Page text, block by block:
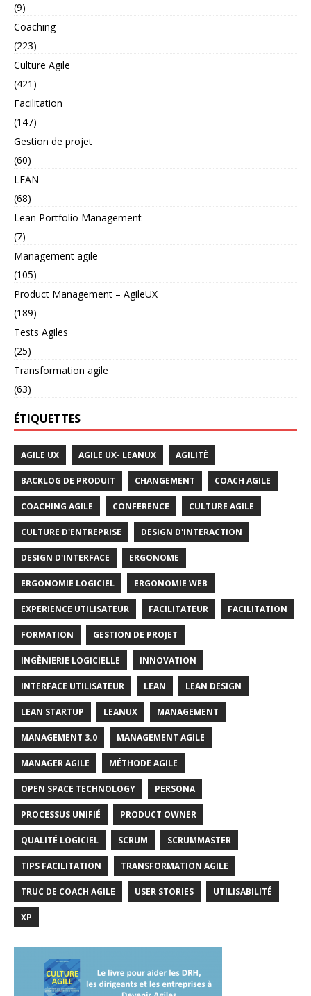
(9)
Coaching
(223)
Culture Agile
(421)
Facilitation
(147)
Gestion de projet
(60)
LEAN
(68)
Lean Portfolio Management
(7)
Management agile
(105)
Product Management – AgileUX
(189)
Tests Agiles
(25)
Transformation agile
(63)
ÉTIQUETTES
AGILE UX AGILE UX- LEANUX AGILITÉ
BACKLOG DE PRODUIT CHANGEMENT COACH AGILE
COACHING AGILE CONFERENCE CULTURE AGILE
CULTURE D'ENTREPRISE DESIGN D'INTERACTION
DESIGN D'INTERFACE ERGONOME
ERGONOMIE LOGICIEL ERGONOMIE WEB
EXPERIENCE UTILISATEUR FACILITATEUR FACILITATION
FORMATION GESTION DE PROJET
INGÈNIERIE LOGICIELLE INNOVATION
INTERFACE UTILISATEUR LEAN LEAN DESIGN
LEAN STARTUP LEANUX MANAGEMENT
MANAGEMENT 3.0 MANAGEMENT AGILE
MANAGER AGILE MÉTHODE AGILE
OPEN SPACE TECHNOLOGY PERSONA
PROCESSUS UNIFIÉ PRODUCT OWNER
QUALITÉ LOGICIEL SCRUM SCRUMMASTER
TIPS FACILITATION TRANSFORMATION AGILE
TRUC DE COACH AGILE USER STORIES UTILISABILITÉ
XP